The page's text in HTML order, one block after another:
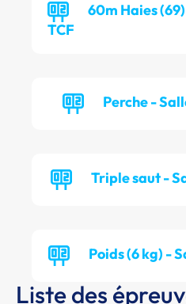
60m Haies
TCF
Perche -
Triple saut -
Poids (6 kg) -
Liste des